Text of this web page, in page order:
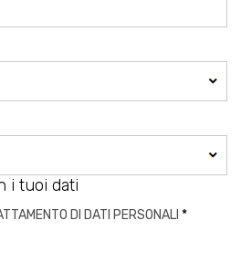
i tuoi dati
DI DATI PERSONALI *